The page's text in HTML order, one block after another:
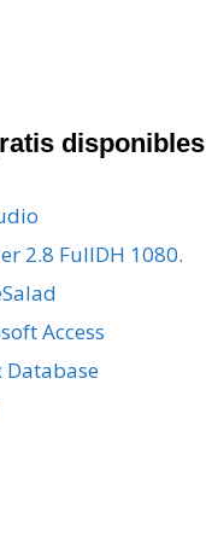
disponibles
2.8 FullDH 1080.
Access
Database